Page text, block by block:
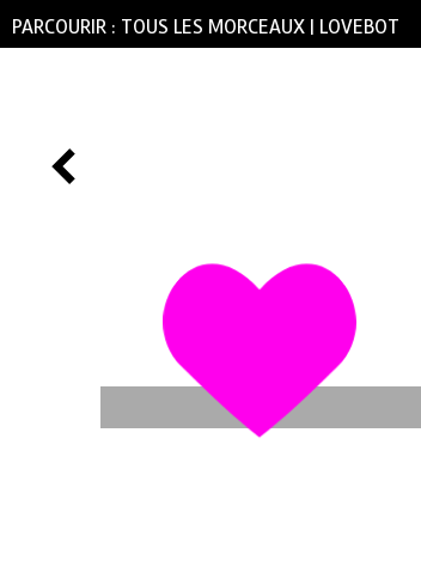
PARCOURIR : TOUS LES MORCEAUX | LOVEBOT